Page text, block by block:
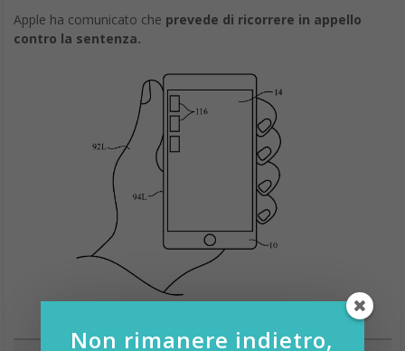
Apple ha comunicato che prevede di ricorrere in appello
contro la sentenza.
Non rimanere indietro,